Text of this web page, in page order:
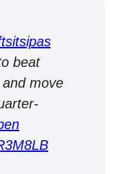
beat
move